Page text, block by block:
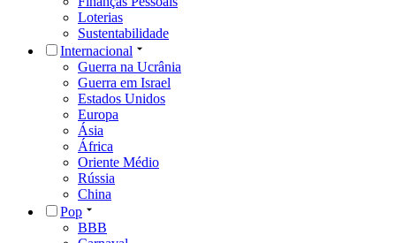
Loterias
Sustentabilidade
Internacional
Guerra na Ucrânia
Guerra em Israel
Estados Unidos
Europa
Ásia
África
Oriente Médio
Rússia
China
Pop
BBB